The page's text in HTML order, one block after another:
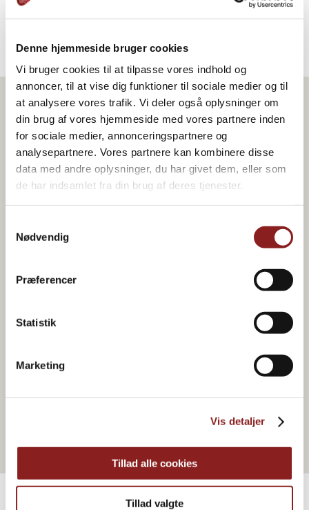
Denne hjemmeside bruger cookies
Vi bruger cookies til at tilpasse vores indhold og
annoncer, til at vise dig funktioner til sociale medier og til
at analysere vores trafik. Vi deler også oplysninger om
din brug af vores hjemmeside med vores partnere inden
for sociale medier, annonceringspartnere og
analysepartnere. Vores partnere kan kombinere disse
data med andre oplysninger, du har givet dem, eller som
de har indsamlet fra din brug af deres tjenester.
Nødvendig
Præferencer
Statistik
Marketing
Vis detaljer
Tillad alle cookies
Tillad valgte
Product in the recipe